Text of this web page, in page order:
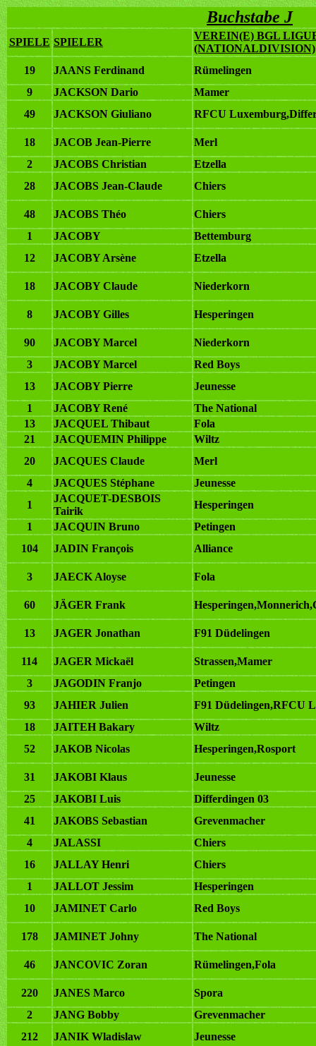
Buchstabe J
SPIELE SPIELER
VEREIN(E) BGL
(NATIONALDIVISION)
19
JAANS Ferdinand
Rümelingen
9
JACKSON Dario
Mamer
49
JACKSON Giuliano RFCU
18 JACOB Jean-Pierre
Merl
2
JACOBS Christian
Etzella
28
JACOBS Jean-Claude Chiers
48 JACOBS Théo
Chiers
1
JACOBY
Bettemburg
12
JACOBY Arsène Etzella
18 JACOBY Claude Niederkorn
8 JACOBY Gilles Hesperingen
90 JACOBY Marcel
Niederkorn
3
JACOBY Marcel
Red Boys
13
JACOBY Pierre
Jeunesse
1
JACOBY René
The National
13
JACQUEL Thibaut
Fola
21
JACQUEMIN Philippe
Wiltz
20
JACQUES Claude
Merl
4
JACQUES Stéphane
Jeunesse
1
JACQUET-DESBOIS
Tairik
Hesperingen
1
JACQUIN Bruno
Petingen
104
JADIN François Alliance
3 JAECK Aloyse Fola
60 JÄGER Frank
13 JAGER Jonathan F91 Düdelingen
114 JAGER Mickaël
Strassen,Mamer
3
JAGODIN Franjo
Petingen
93
JAHIER Julien
F91 Düdelingen,RFCU
18
JAITEH Bakary
Wiltz
52
JAKOB Nicolas Hesperingen,Rosport
31 JAKOBI Klaus
Jeunesse
25
JAKOBI Luis
Differdingen 03
41
JAKOBS Sebastian
Grevenmacher
4
JALASSI
Chiers
16
JALLAY Henri
Chiers
1
JALLOT Jessim
Hesperingen
10
JAMINET Carlo Red Boys
178 JAMINET Johny The National
46 JANCOVIC Zoran Rümelingen,Fola
220 JANES Marco
Spora
2
JANG Bobby
Grevenmacher
212
JANIK Wladislaw Jeunesse